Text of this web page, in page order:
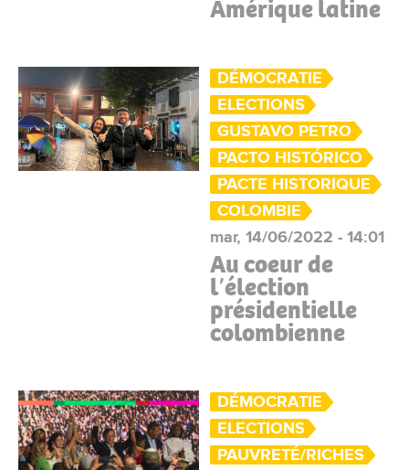
Amérique latine
DÉMOCRATIE
ELECTIONS
GUSTAVO PETRO
PACTO HISTÓRICO
PACTE HISTORIQUE
COLOMBIE
mar, 14/06/2022 - 14:01
Au coeur de
lʼélection
présidentielle
colombienne
DÉMOCRATIE
ELECTIONS
PAUVRETÉ/RICHES